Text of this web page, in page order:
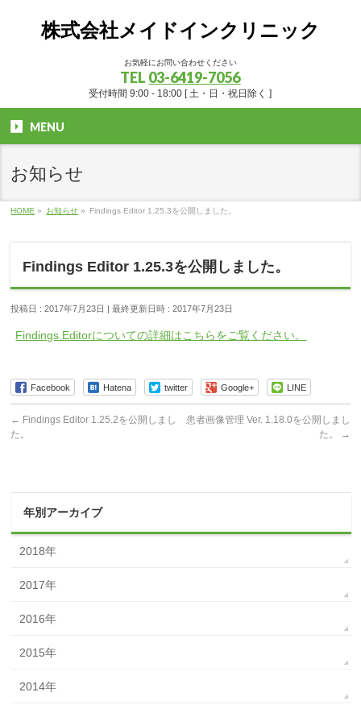
株式会社メイドインクリニック
お気軽にお問い合わせください
TEL 03-6419-7056
受付時間 9:00 - 18:00 [ 土・日・祝日除く ]
MENU
お知らせ
HOME » お知らせ » Findings Editor 1.25.3を公開しました。
Findings Editor 1.25.3を公開しました。
投稿日 : 2017年7月23日 最終更新日時 : 2017年7月23日
Findings Editorについての詳細はこちらをご覧ください。
Facebook Hatena twitter Google+ LINE
← Findings Editor 1.25.2を公開しまし
た。
患者画像管理 Ver. 1.18.0を公開しまし
た。
→
年別アーカイブ
2018年
2017年
2016年
2015年
2014年